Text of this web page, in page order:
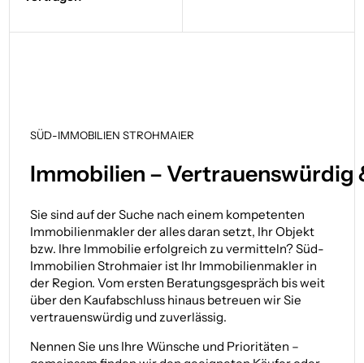
SÜD-IMMOBILIEN STROHMAIER
Immobilien – Vertrauens­würdig
Sie sind auf der Suche nach einem kompetenten
Immobilienmakler der alles daran setzt, Ihr Objekt
bzw. Ihre Immobilie erfolgreich zu vermitteln? Süd-
Immobilien Strohmaier ist Ihr Immobilienmakler in
der Region. Vom ersten Beratungsgespräch bis weit
über den Kaufabschluss hinaus betreuen wir Sie
vertrauenswürdig und zuverlässig.
Nennen Sie uns Ihre Wünsche und Prioritäten –